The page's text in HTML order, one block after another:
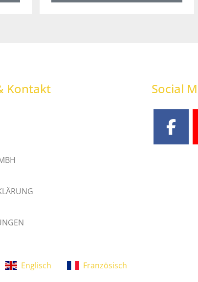
Kontakt Social
Englisch Französisch